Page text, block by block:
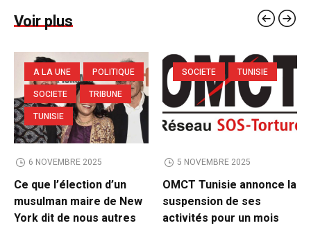
Voir plus
A LA UNE
POLITIQUE
SOCIETE
TRIBUNE
TUNISIE
6 NOVEMBRE 2025
Ce que l’élection d’un
musulman maire de New
York dit de nous autres
SOCIETE TUNISIE
5 NOVEMBRE 2025
OMCT Tunisie annonce la
suspension de ses
activités pour un mois